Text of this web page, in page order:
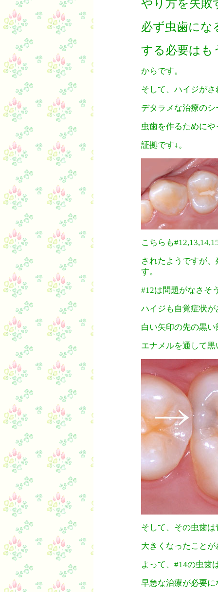
やり方を失敗
必ず虫歯にな
する必要はも
からです。
そして、ハイジが
デタラメな治療の
虫歯を作るために
証拠です↓。
こちらも
されたようですが
す。
#12は問題がなさそ
ハイジも自覚症状
白い矢印の先の黒
エナメルを通して
そして、その虫歯
大きくなったこと
よって、#14の虫歯
早急な治療が必要に